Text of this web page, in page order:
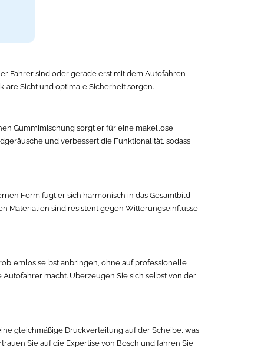
Fahrer sind oder gerade erst mit dem Autofahren
Sicht und optimale Sicherheit sorgen.
Gummimischung sorgt er für eine makellose
und verbessert die Funktionalität, sodass
Form fügt er sich harmonisch in das Gesamtbild
Materialien sind resistent gegen Witterungseinflüsse
selbst anbringen, ohne auf professionelle
macht. Überzeugen Sie sich selbst von der
gleichmäßige Druckverteilung auf der Scheibe, was
Sie auf die Expertise von Bosch und fahren Sie